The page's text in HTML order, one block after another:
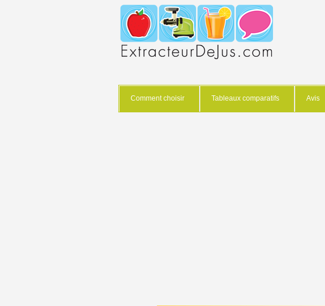
Comment choisir Tableaux comparatifs Avis